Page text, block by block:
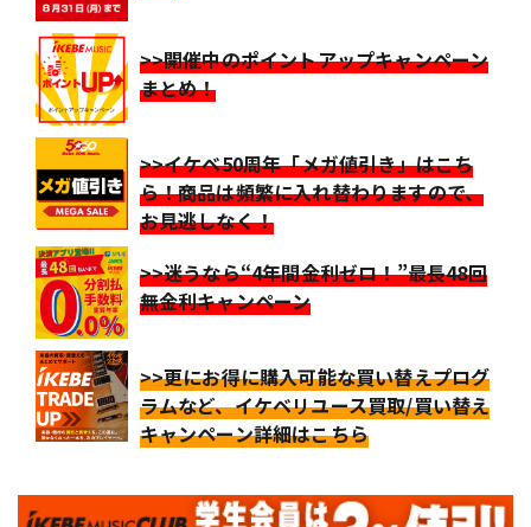
>>開催中のポイントアップキャンペーン
まとめ！
>>イケベ50周年「メガ値引き」はこち
ら！商品は頻繁に入れ替わりますので、
お見逃しなく！
>>迷うなら“4年間金利ゼロ！”最長48回
無金利キャンペーン
>>更にお得に購入可能な買い替えプログ
ラムなど、イケベリユース買取/買い替え
キャンペーン詳細はこちら